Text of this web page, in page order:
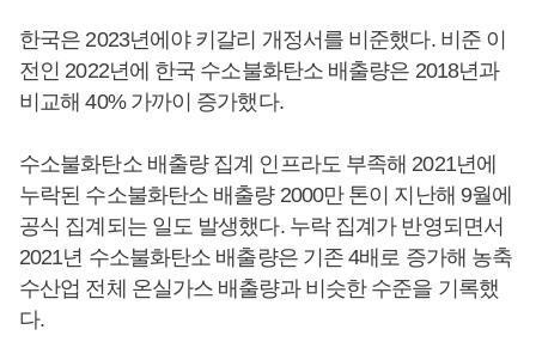
한국은 2023년에야 키갈리 개정서를 비준했다. 비준 이
전인 2022년에 한국 수소불화탄소 배출량은 2018년과
비교해 40% 가까이 증가했다.
수소불화탄소 배출량 집계 인프라도 부족해 2021년에
누락된 수소불화탄소 배출량 2000만 톤이 지난해 9월에
공식 집계되는 일도 발생했다. 누락 집계가 반영되면서
2021년 수소불화탄소 배출량은 기존 4배로 증가해 농축
수산업 전체 온실가스 배출량과 비슷한 수준을 기록했
다.